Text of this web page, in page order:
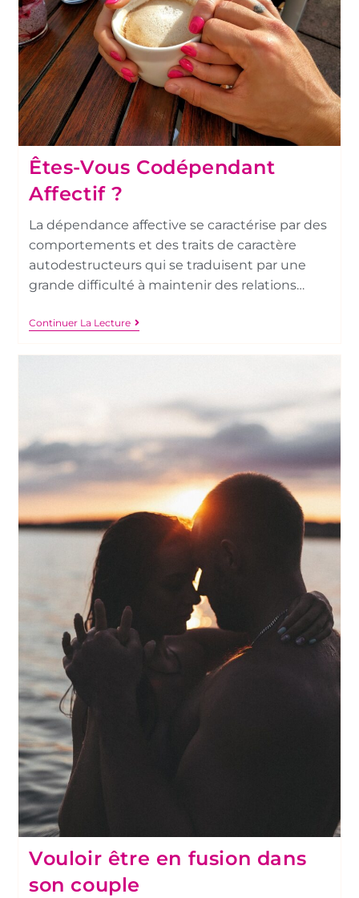
Êtes-Vous Codépendant
Affectif ?
La dépendance affective se caractérise par des
comportements et des traits de caractère
autodestructeurs qui se traduisent par une
grande difficulté à maintenir des relations…
Continuer La Lecture
Vouloir être en fusion dans
son couple